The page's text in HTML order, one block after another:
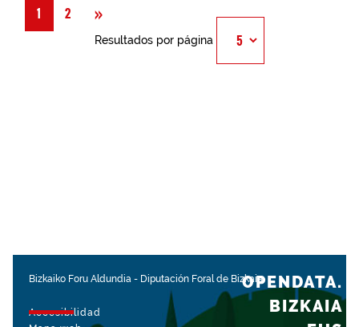
1 2 »
Resultados por página
Bizkaiko Foru Aldundia - Diputación Foral de Bizkaia
Accesibilidad
OPENDATA.
BIZKAIA